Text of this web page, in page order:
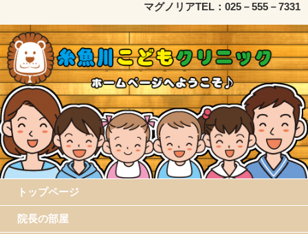
マグノリアTEL：025－555－7331
トップページ
院長の部屋